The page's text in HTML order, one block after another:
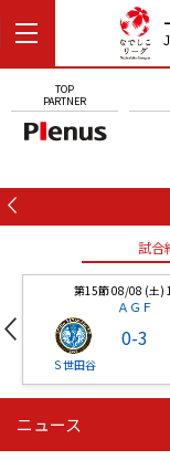
TOP
PARTNER
試合
第15節 08/08 (土)
ＡＧＦ
Ｓ世田谷
0-3
第16節 09/05 (土)
ニッパツ
ニュース